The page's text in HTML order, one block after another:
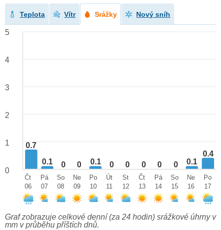
Teplota Vítr Srážky Nový sníh
0.7
0.1
0 0 0.1 0 0 0 0 0 0.1
0.4
5
4
3
2
1
0
Čt
06
Pá
07
So
08
Ne
09
Po
10
Út
11
St
12
Čt
13
Pá
14
So
15
Ne
16
Po
17
Graf zobrazuje celkové denní (za 24 hodin) srážkové úhrny v
mm v průběhu příštích dnů.